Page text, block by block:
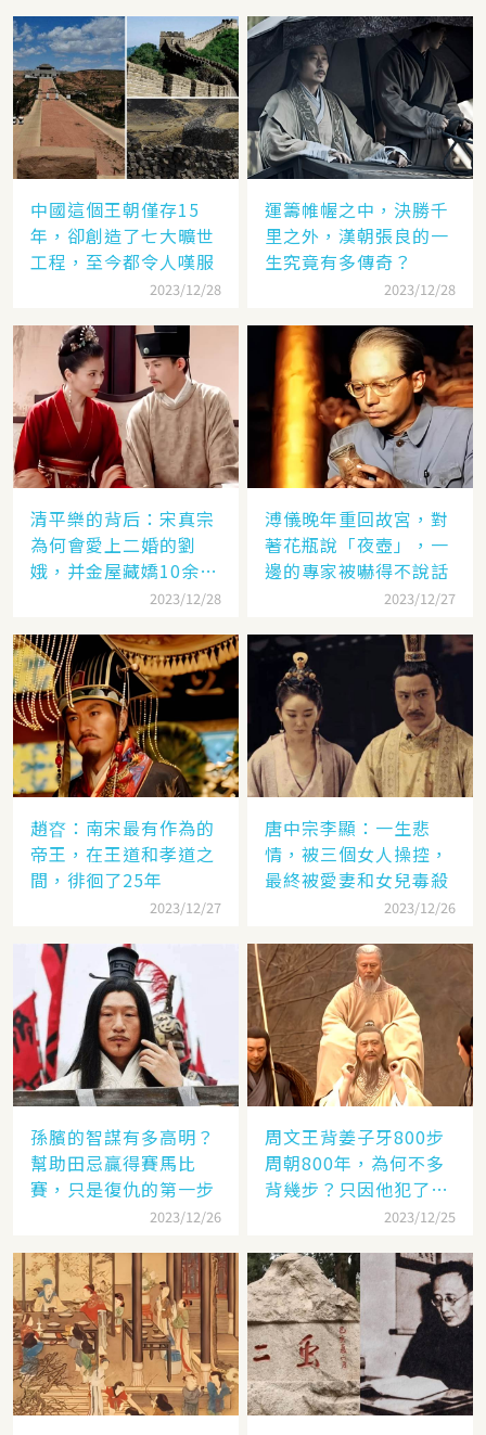
中國這個王朝僅存15
年，卻創造了七大曠世
工程，至今都令人嘆服
2023/12/28
運籌帷幄之中，決勝千
里之外，漢朝張良的一
生究竟有多傳奇？
2023/12/28
清平樂的背后：宋真宗
為何會愛上二婚的劉
娥，并金屋藏嬌10余
2023/12/28
溥儀晚年重回故宮，對
著花瓶說「夜壺」，一
邊的專家被嚇得不說話
2023/12/27
趙昚：南宋最有作為的
帝王，在王道和孝道之
間，徘徊了25年
2023/12/27
唐中宗李顯：一生悲
情，被三個女人操控，
最終被愛妻和女兒毒殺
2023/12/26
孫臏的智謀有多高明？
幫助田忌贏得賽馬比
賽，只是復仇的第一步
2023/12/26
周文王背姜子牙800步
周朝800年，為何不多
背幾步？只因他犯了個
2023/12/25